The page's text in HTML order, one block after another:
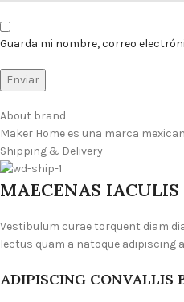
Guarda mi nombre, correo
About brand
Maker Home es una marca
Shipping & Delivery
MAECENAS IACULIS
Vestibulum curae torquent diam
lectus quam a natoque adipiscing
ADIPISCING CONVALLIS